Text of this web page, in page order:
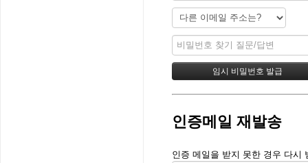
인증메일 재발송
인증 메일을 받지 못한 경우 다시